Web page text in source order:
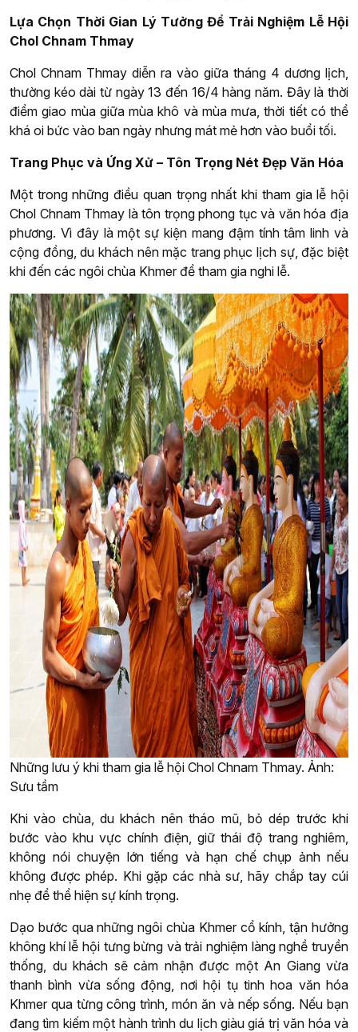
Lựa Chọn Thời Gian Lý Tưởng Để Trải Nghiệm Lễ Hội
Chol Chnam Thmay
Chol Chnam Thmay diễn ra vào giữa tháng 4 dương lịch,
thường kéo dài từ ngày 13 đến 16/4 hàng năm. Đây là thời
điểm giao mùa giữa mùa khô và mùa mưa, thời tiết có thể
khá oi bức vào ban ngày nhưng mát mẻ hơn vào buổi tối.
Trang Phục và Ứng Xử – Tôn Trọng Nét Đẹp Văn Hóa
Một trong những điều quan trọng nhất khi tham gia lễ hội
Chol Chnam Thmay là tôn trọng phong tục và văn hóa địa
phương. Vì đây là một sự kiện mang đậm tính tâm linh và
cộng đồng, du khách nên mặc trang phục lịch sự, đặc biệt
khi đến các ngôi chùa Khmer để tham gia nghi lễ.
Những lưu ý khi tham gia lễ hội Chol Chnam Thmay. Ảnh:
Sưu tầm
Khi vào chùa, du khách nên tháo mũ, bỏ dép trước khi
bước vào khu vực chính điện, giữ thái độ trang nghiêm,
không nói chuyện lớn tiếng và hạn chế chụp ảnh nếu
không được phép. Khi gặp các nhà sư, hãy chắp tay cúi
nhẹ để thể hiện sự kính trọng.
Dạo bước qua những ngôi chùa Khmer cổ kính, tận hưởng
không khí lễ hội tưng bừng và trải nghiệm làng nghề truyền
thống, du khách sẽ cảm nhận được một An Giang vừa
thanh bình vừa sống động, nơi hội tụ tinh hoa văn hóa
Khmer qua từng công trình, món ăn và nếp sống. Nếu bạn
đang tìm kiếm một hành trình du lịch giàu giá trị văn hóa và